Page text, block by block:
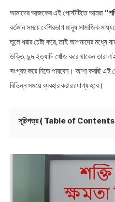
BIOGRAPHY
EDUCATIONAL
BENGALI WISHES
NEWS
BENGALI LYRICS
in
Bengali
Status
আমাদের আজকের এই পোস্টটিতে আমরা
বর্তমান সময়ে বেশিরভাগ মানুষ সামাজিক
তুলে ধরার চেষ্টা করে, তাই আপনাদের মধ্যে
উক্তি, ছন্দ ইত্যাদি খোঁজ করে থাকেন তারা
সংগ্রহ করে নিতে পারবেন। আশা করছি এই
বিভিন্ন সময়ে ব্যবহার করার যোগ্য হবে।
সূচিপত্র ( Table of